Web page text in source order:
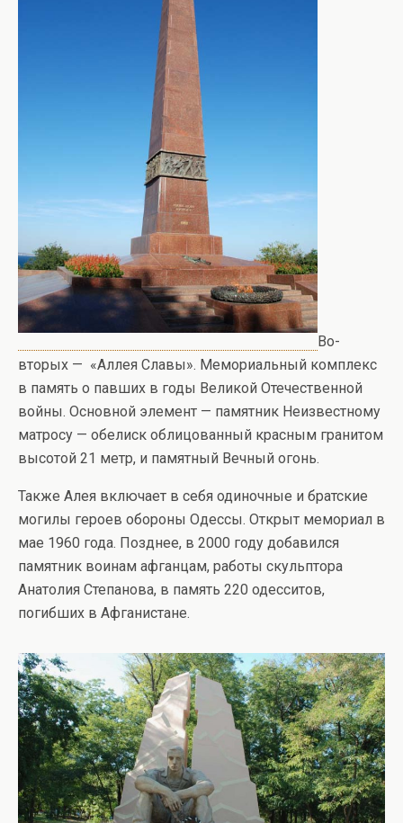
Во-
вторых — «Аллея Славы». Мемориальный комплекс
в память о павших в годы Великой Отечественной
войны. Основной элемент — памятник Неизвестному
матросу — обелиск облицованный красным гранитом
высотой 21 метр, и памятный Вечный огонь.
Также Алея включает в себя одиночные и братские
могилы героев обороны Одессы. Открыт мемориал в
мае 1960 года. Позднее, в 2000 году добавился
памятник воинам афганцам, работы скульптора
Анатолия Степанова, в память 220 одесситов,
погибших в Афганистане.